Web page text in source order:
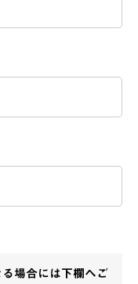
場合には下欄へご